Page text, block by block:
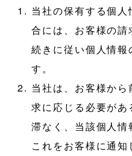
当社の保有する個
合には、お客様の
続きに従い個人情報
す。
当社は、お客様か
求に応じる必要が
滞なく、当該個人情
これをお客様に通知